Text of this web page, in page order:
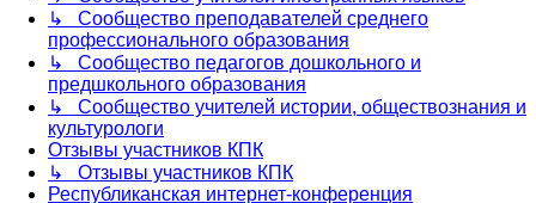
↳ Сообщество преподавателей среднего
профессионального образования
↳ Сообщество педагогов дошкольного и
предшкольного образования
↳ Сообщество учителей истории, обществознания и
культурологи
Отзывы участников КПК
↳ Отзывы участников КПК
Республиканская интернет-конференция